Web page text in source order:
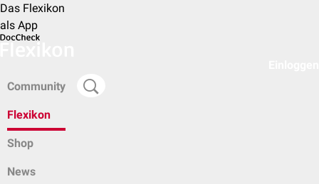
Das Flexikon
als App
Community
Flexikon
Shop
News